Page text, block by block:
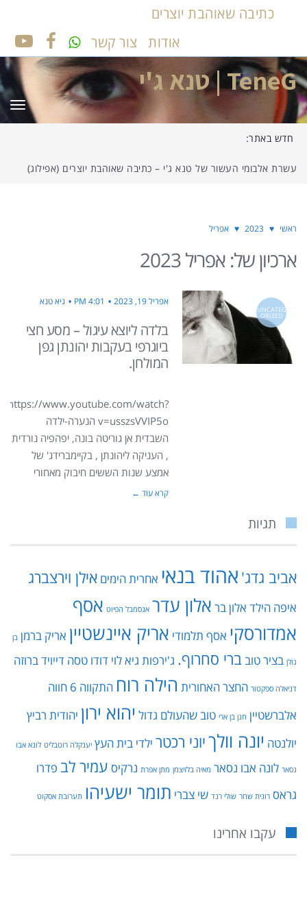
כתיבה שאוהבת יוצרים
אודות
צור קשר
TeneG | טנא ג'י
חדש באתר:
עשרת אלבומי העשור של טנא ג'י – כתיבה שאוהבת יוצרים (אפילוג)
ראשי ♥
2023
♥ אפריל
ארכיון של: אפריל 2023
UNCATEG
ORIZED
אפריל 19, 2023 4:01 PM גיא טנא
בלדה ליוצא עיגול – מסע חצי
ביוגרפי בעקבות יהונתן גפן
המולחן.
https://www.youtube.com/watch?
v=usszsVVIP5o הנערה-ילדה
השבדית אן גוריטה בונה, יפהפיה נורדית
, העניקה ליהונתן , בקיימברידג' של
אמצע שנות הששים חיבוק מאחורי
קרא עוד ←
תגיות
אביב גדג' אהוד בנאי אחרית הימים אילן וירצברג
איפה הילד אלון בר אלון עדר אנסמבל הפיוט אסף
אמדורסקי אסף תלמודי אריק איינשטיין אריק ברמן בן
גולן בציר טובברי סחרוף. ג'ירפות גיא לוי דודו טסה דייויד ברוזה
דניאלה ספקטור החצר האחורית הילה רוח התקווה 6
חווה
אלברשטיין חנן בן ארי טוב שהעולם גדול יהוא ירון יהודית רביץ
יולנטה יונה וולךיוני רכטר ילדי בית העץ יענקלה רוטבליט לונא אבו
נסאר לונה אבו נסאר מאיה בלזיצמן מתן אפרת נרקיס עמיר לב פדרו
גראס רונית שחר שולי רנד שי צברי תומר ישעיהו תערובת אסקוט
עקבו אחרינו